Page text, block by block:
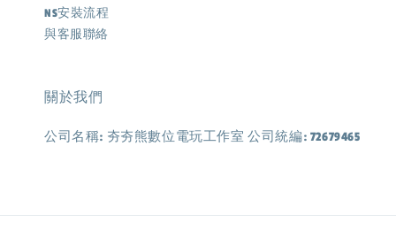
NS安裝流程
與客服聯絡
關於我們
公司名稱: 夯夯熊數位電玩工作室 公司統編: 72679465